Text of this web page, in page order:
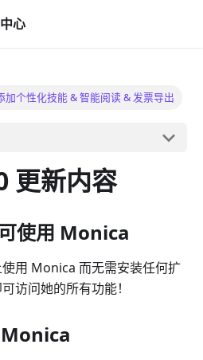
心
加个性化技能 & 智能阅读 & 发票导出
更新内容
使用 Monica
用 Monica 而无需安装任何扩
访问她的所有功能！